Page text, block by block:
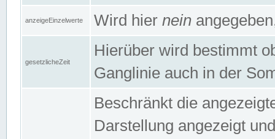
anzeigeEinzelwerte Wird hier nein
gesetzlicheZeit
Hierüber wird bestimmt
Ganglinie auch in der
Beschränkt die
Darstellung angezeigt